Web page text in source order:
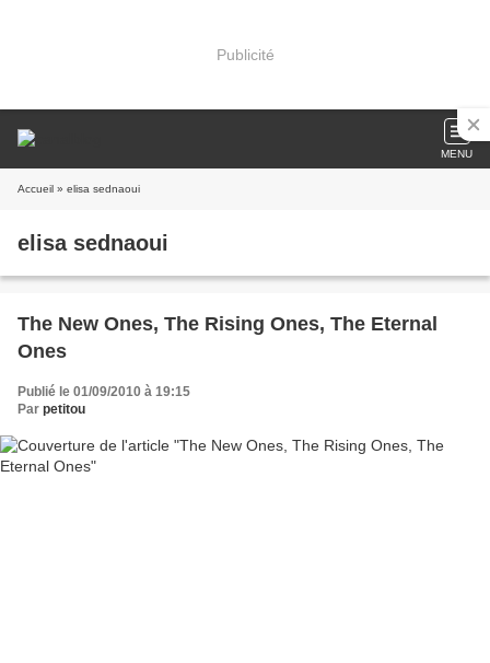
Publicité
MENU
Accueil » elisa sednaoui
elisa sednaoui
The New Ones, The Rising Ones, The Eternal
Ones
Publié le 01/09/2010 à 19:15
Par petitou